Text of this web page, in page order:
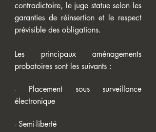
contradictoire, le juge statue selon les
garanties de réinsertion et le respect
prévisible des obligations.
Les principaux aménagements
probatoires sont les suivants :
- Placement sous surveillance
électronique
- Semi-liberté